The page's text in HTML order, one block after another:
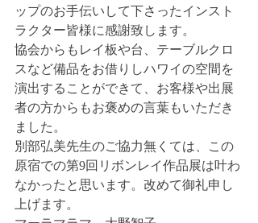
ップのお手伝いして下さったインスト
ラクター皆様に感謝致します。
協会からもレイ板や台、テーブルクロ
スなど備品をお借りしハワイの空間を
演出することができて、お客様や出展
者の方からもお褒めの言葉もいただき
ました。
別部弘美先生のご協力無くては、この
原宿での第9回リボンレイ作品展は叶わ
なかったと思います。改めて御礼申し
上げます。